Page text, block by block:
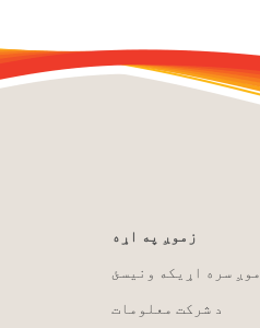
زموږ په اړه
موږ سره اړیکه ونیسئ
د شرکت معلومات